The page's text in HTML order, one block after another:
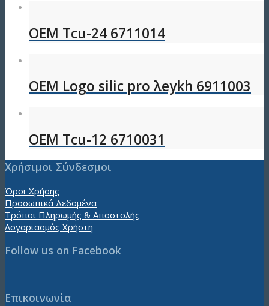
OEM Tcu-24 6711014
OEM Logo silic pro λeykh 6911003
OEM Tcu-12 6710031
Χρήσιμοι Σύνδεσμοι
Όροι Χρήσης
Προσωπικά Δεδομένα
Τρόποι Πληρωμής & Αποστολής
Λογαριασμός Χρήστη
Follow us on Facebook
Επικοινωνία